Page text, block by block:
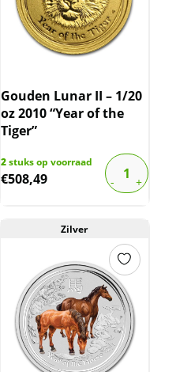
Gouden Lunar II – 1/20
oz 2010 “Year of the
Tiger”
2stuks op voorraad
€508,49
Zilver